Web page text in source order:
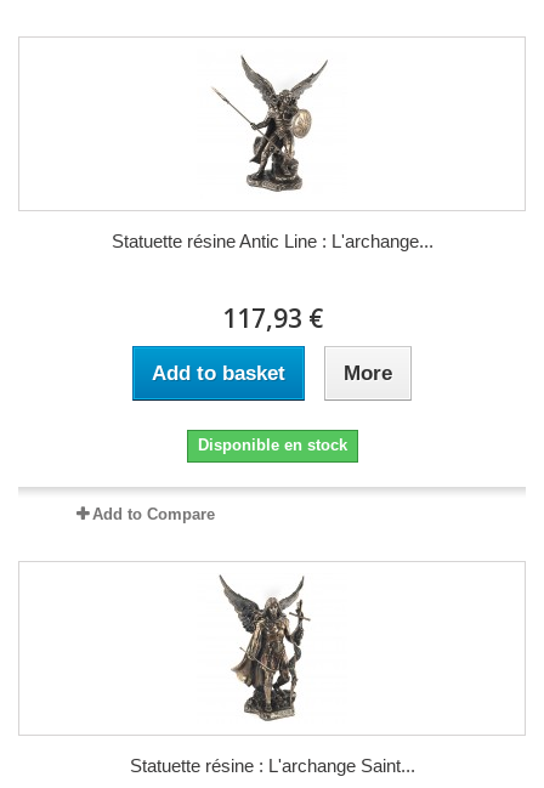
Statuette résine Antic Line : L'archange...
117,93 €
Add to basket More
Disponible en stock
Add to Compare
Statuette résine : L'archange Saint...